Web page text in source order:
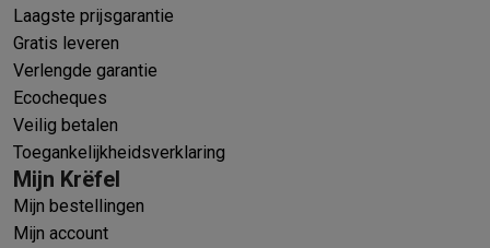
Laagste prijsgarantie
Gratis leveren
Verlengde garantie
Ecocheques
Veilig betalen
Toegankelijkheidsverklaring
Mijn Krëfel
Mijn bestellingen
Mijn account